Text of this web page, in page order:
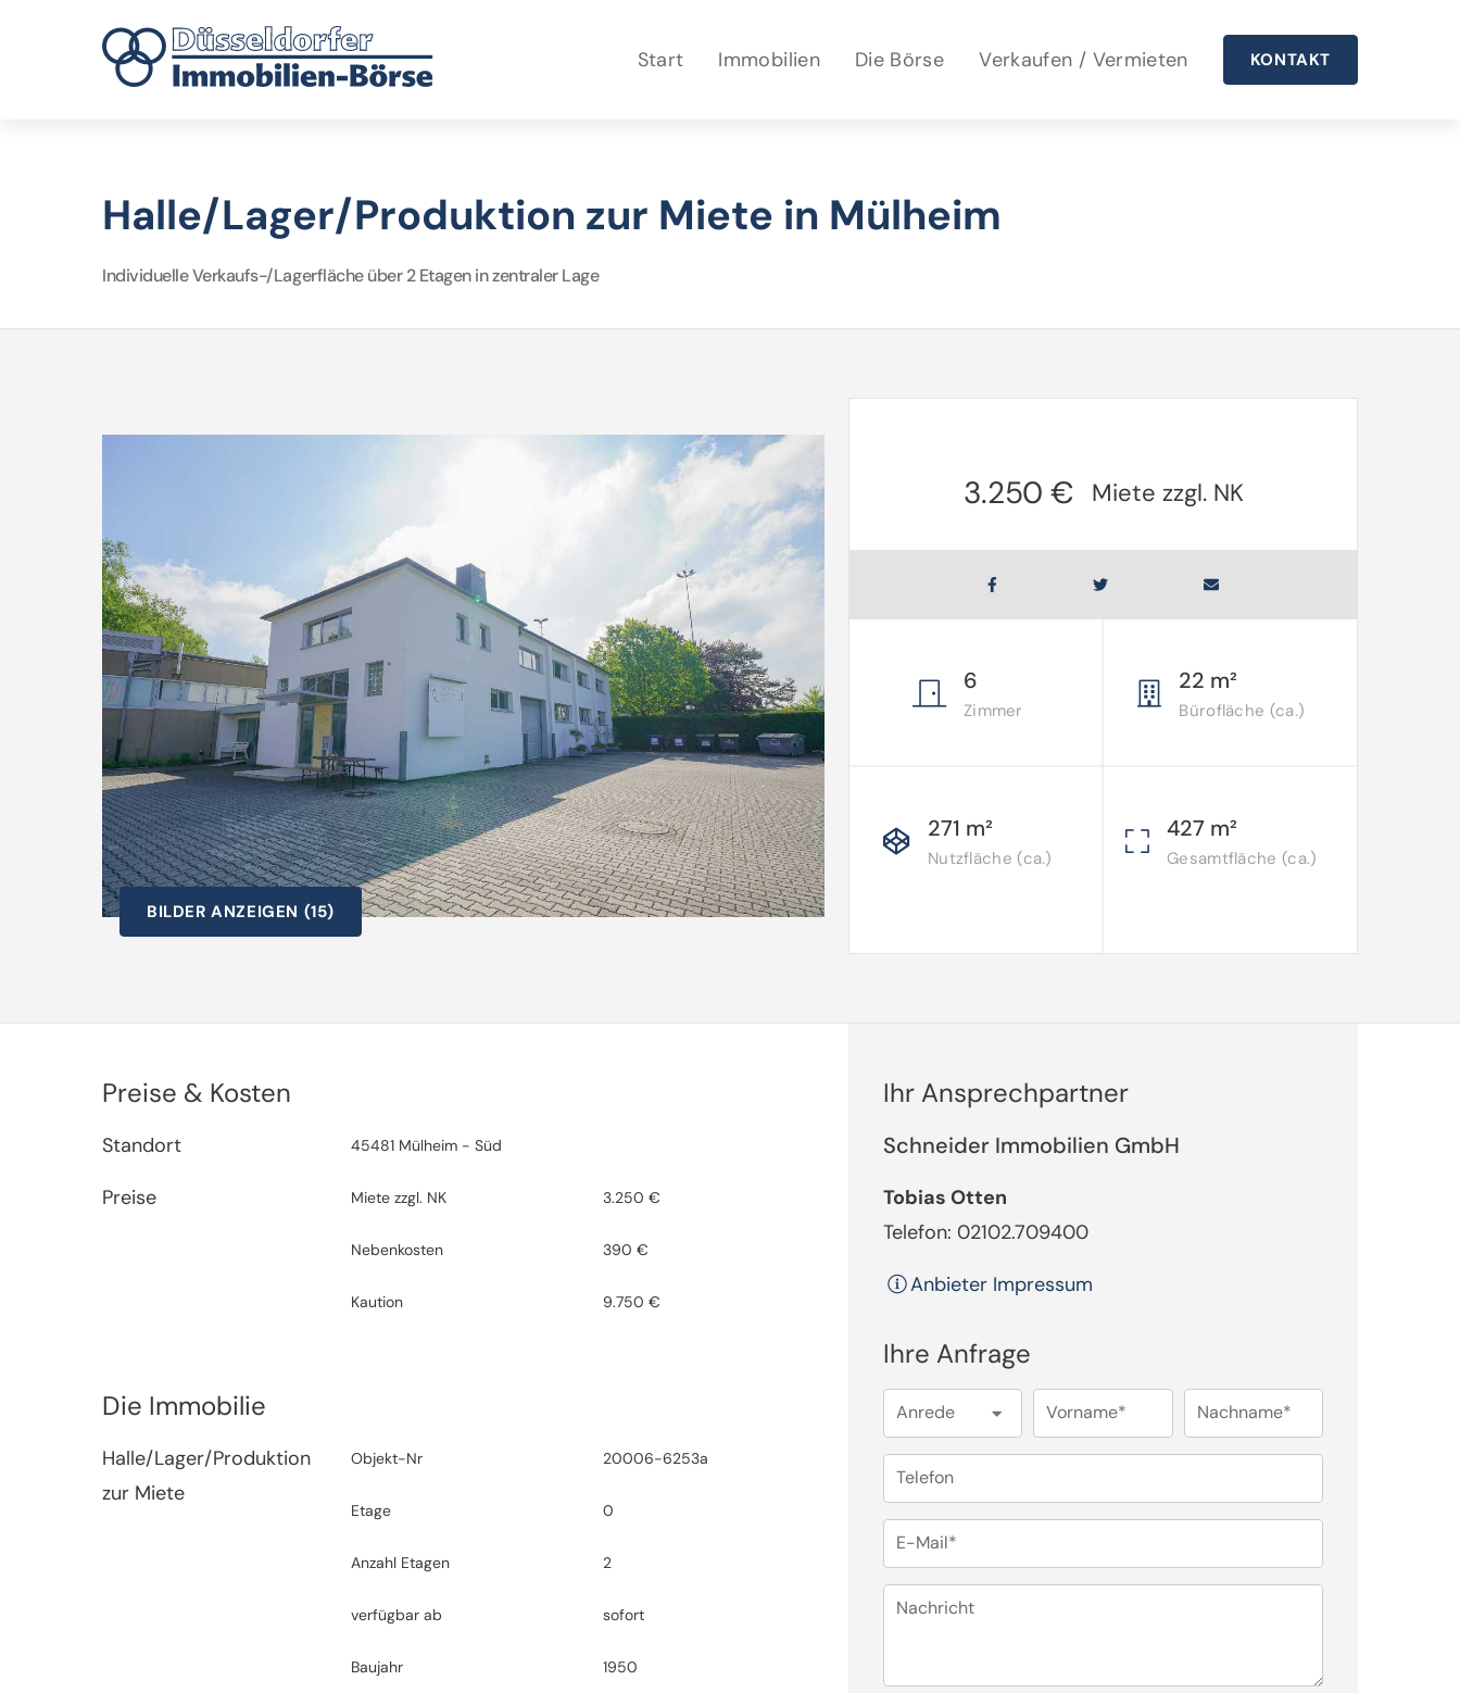
Start Immobilien Die Börse Verkaufen / Vermieten KONTAKT
Halle/Lager/Produktion zur Miete in Mülheim
Individuelle Verkaufs-/Lagerfläche über 2 Etagen in zentraler Lage
BILDER ANZEIGEN (15)
3.250 € Miete zzgl. NK
6
Zimmer
22 m²
Bürofläche (ca.)
271 m²
Nutzfläche (ca.)
427 m²
Gesamtfläche (ca.)
Preise & Kosten
Standort 45481 Mülheim - Süd
Preise Miete zzgl. NK 3.250 €
Nebenkosten 390 €
Kaution 9.750 €
Die Immobilie
Halle/Lager/Produktion
zur Miete
Objekt-Nr 20006-6253a
Etage 0
Anzahl Etagen 2
verfügbar ab sofort
Baujahr 1950
Ihr Ansprechpartner
Schneider Immobilien GmbH
Tobias Otten
Telefon: 02102.709400
Anbieter Impressum
Ihre Anfrage
Anrede Vorname* Nachname*
Telefon
E-Mail*
Nachricht